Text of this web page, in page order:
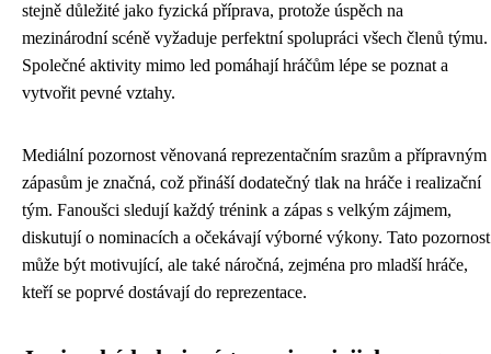
stejně důležité jako fyzická příprava, protože úspěch na
mezinárodní scéně vyžaduje perfektní spolupráci všech členů týmu.
Společné aktivity mimo led pomáhají hráčům lépe se poznat a
vytvořit pevné vztahy.
Mediální pozornost věnovaná reprezentačním srazům a přípravným
zápasům je značná, což přináší dodatečný tlak na hráče i realizační
tým. Fanoušci sledují každý trénink a zápas s velkým zájmem,
diskutují o nominacích a očekávají výborné výkony. Tato pozornost
může být motivující, ale také náročná, zejména pro mladší hráče,
kteří se poprvé dostávají do reprezentace.